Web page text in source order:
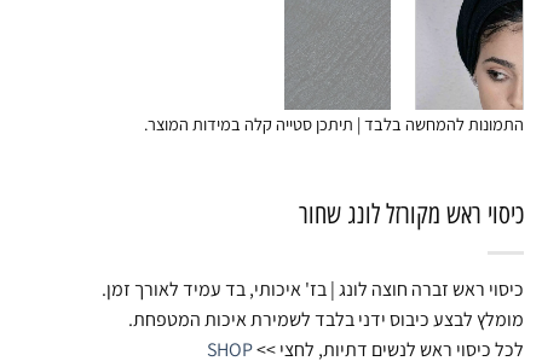
התמונות להמחשה בלבד | תיתכן סטייה קלה במידות המוצר.
כיסוי ראש מקורזל לונג שחור
כיסוי ראש זברה חוצה לונג | בז' איכותי, בד עמיד לאורך זמן.
מומלץ לבצע כיבוס ידני בלבד לשמירת איכות המטפחת.
לכל כיסוי ראש לנשים דתיות, לחצי >>SHOP